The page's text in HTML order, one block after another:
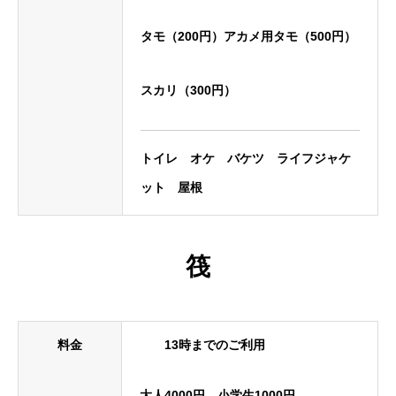
タモ（200円）アカメ用タモ（500円）
スカリ（300円）
トイレ オケ バケツ ライフジャケ
ット 屋根
筏
料金 13時までのご利用